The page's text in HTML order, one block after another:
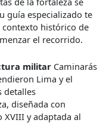
guía especializado te
histórico de
el recorrido.
militar Caminarás
Lima y el
detalles
diseñada con
y adaptada al